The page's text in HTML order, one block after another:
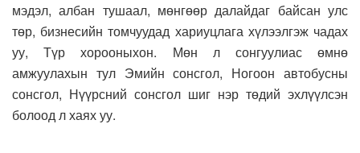
мэдэл, албан тушаал, мөнгөөр далайдаг байсан улс
төр, бизнесийн томчуудад хариуцлага хүлээлгэж чадах
уу, Түр хорооныхон. Мөн л сонгуулиас өмнө
амжуулахын тул Эмийн сонсгол, Ногоон автобусны
сонсгол, Нүүрсний сонсгол шиг нэр төдий эхлүүлсэн
болоод л хаях уу.